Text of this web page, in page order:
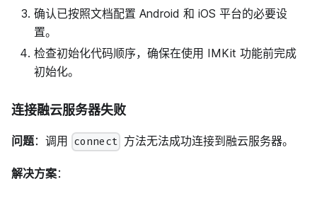
确认已按照文档配置 Android 和 iOS 平台的必要设
置。
检查初始化代码顺序，确保在使用 IMKit 功能前完成
初始化。
连接融云服务器失败
问题：调用 connect 方法无法成功连接到融云服务器。
解决方案：